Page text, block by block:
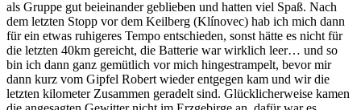
als Gruppe gut beieinander geblieben und hatten viel Spaß. Nach
dem letzten Stopp vor dem Keilberg (Klínovec) hab ich mich dann
für ein etwas ruhigeres Tempo entschieden, sonst hätte es nicht für
die letzten 40km gereicht, die Batterie war wirklich leer… und so
bin ich dann ganz gemütlich vor mich hingestrampelt, bevor mir
dann kurz vom Gipfel Robert wieder entgegen kam und wir die
letzten kilometer Zusammen geradelt sind. Glücklicherweise kamen